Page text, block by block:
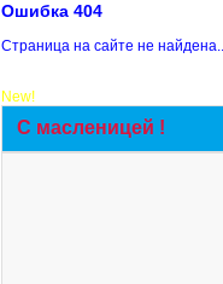
Ошибка 404
Страница на сайте не
New!
С масленицей !